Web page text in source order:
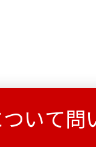
いて問